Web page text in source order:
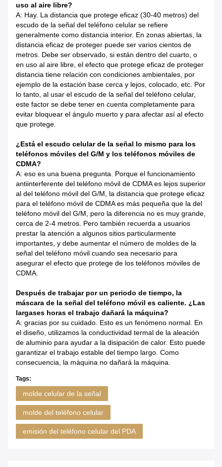
uso al aire libre?
A: Hay. La distancia que protege eficaz (30-40 metros) del
escudo de la señal del teléfono celular se refiere
generalmente como distancia interior. En zonas abiertas, la
distancia eficaz de proteger puede ser varios cientos de
metros. Debe ser observado, si están dentro del cuarto, o
en uso al aire libre, el efecto que protege eficaz de proteger
distancia tiene relación con condiciones ambientales, por
ejemplo de la estación base cerca y lejos, colocado, etc. Por
lo tanto, al usar el escudo de la señal del teléfono celular,
este factor se debe tener en cuenta completamente para
evitar bloquear el ángulo muerto y para afectar así al efecto
que protege.
¿Está el escudo celular de la señal lo mismo para los
teléfonos móviles del G/M y los teléfonos móviles de
CDMA?
A: eso es una buena pregunta. Porque el funcionamiento
antiinterferente del teléfono móvil de CDMA es lejos superior
al del teléfono móvil del G/M, la distancia que protege eficaz
para el teléfono móvil de CDMA es más pequeña que la del
teléfono móvil del G/M, pero la diferencia no es muy grande,
cerca de 2-4 metros. Pero también recuerda a usuarios
prestar la atención a algunos sitios particularmente
importantes, y debe aumentar el número de moldes de la
señal del teléfono móvil cuando sea necesario para
asegurar el efecto que protege de los teléfonos móviles de
CDMA.
Después de trabajar por un periodo de tiempo, la
máscara de la señal del teléfono móvil es caliente. ¿Las
largases horas el trabajo dañará la máquina?
A: gracias por su cuidado. Esto es un fenómeno normal. En
el diseño, utilizamos la conductividad termal de la aleación
de aluminio para ayudar a la disipación de calor. Esto puede
garantizar el trabajo estable del tiempo largo. Como
consecuencia, la máquina no dañará la máquina.
Tags:
molde celular de la señal
molde del teléfono celular
emisión del teléfono celular del PDA